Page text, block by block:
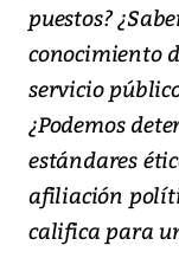
puestos?
conocimiento
servicio
¿Podemos
estándares
afiliación
califica para